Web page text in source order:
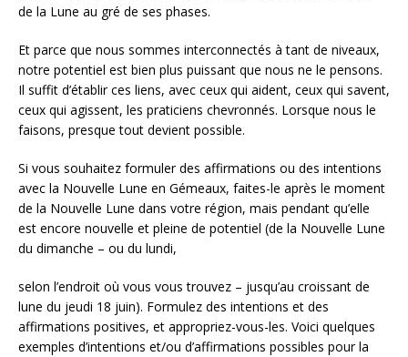
de la Lune au gré de ses phases.
Et parce que nous sommes interconnectés à tant de niveaux,
notre potentiel est bien plus puissant que nous ne le pensons.
Il suffit d’établir ces liens, avec ceux qui aident, ceux qui savent,
ceux qui agissent, les praticiens chevronnés. Lorsque nous le
faisons, presque tout devient possible.
Si vous souhaitez formuler des affirmations ou des intentions
avec la Nouvelle Lune en Gémeaux, faites-le après le moment
de la Nouvelle Lune dans votre région, mais pendant qu’elle
est encore nouvelle et pleine de potentiel (de la Nouvelle Lune
du dimanche – ou du lundi,
selon l’endroit où vous vous trouvez – jusqu’au croissant de
lune du jeudi 18 juin). Formulez des intentions et des
affirmations positives, et appropriez-vous-les. Voici quelques
exemples d’intentions et/ou d’affirmations possibles pour la